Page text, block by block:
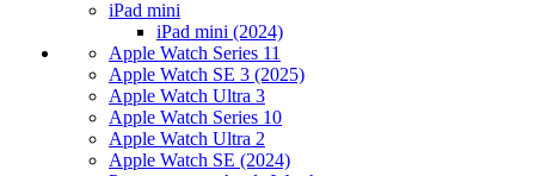
iPad mini
iPad mini (2024)
Apple Watch Series 11
Apple Watch SE 3 (2025)
Apple Watch Ultra 3
Apple Watch Series 10
Apple Watch Ultra 2
Apple Watch SE (2024)